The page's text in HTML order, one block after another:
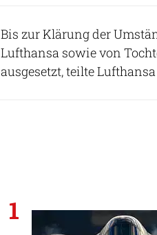
Bis zur Klärung der
Lufthansa sowie von
ausgesetzt, teilte
1